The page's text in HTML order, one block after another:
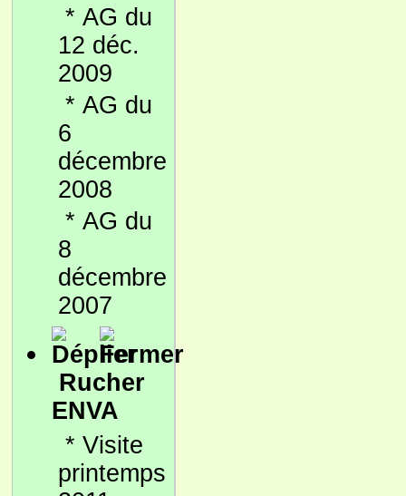
* AG du
12 déc.
2009
* AG du
6
décembre
2008
* AG du
8
décembre
2007
Rucher
ENVA
* Visite
printemps